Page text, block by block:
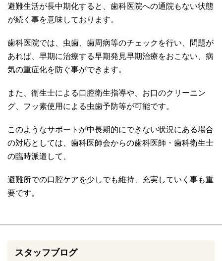
避難生活が長中期化すると、歯科医院への通院もない状態
が続く事を意味しております。
歯科医院では、虫歯、歯周病等のチェックを行い、問題が
あれば、早期に治療する早期発見早期治療をおこない、病
気の重症化を防ぐ事ができます。
また、衛生士による口腔衛生指導や、お口のクリーニン
グ、フッ素使用による虫歯予防等が可能です。
このようなサポートが中長期的にできない状況にある場合
の対応としては、歯科医師会からの歯科医師・歯科衛生士
の臨時派遣して、
避難所での口腔ケアを少しでも維持、充実していく事も重
要です。
スタッフブログ